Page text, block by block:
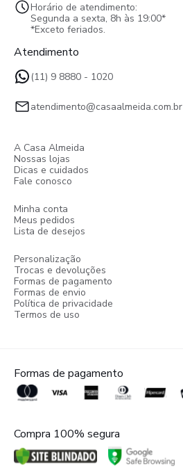
Horário de atendimento:
Segunda a sexta, 8h às 19:00*
*Exceto feriados.
Atendimento
(11) 9 8880 - 1020
atendimento@casaalmeida.com.br
A Casa Almeida
Nossas lojas
Dicas e cuidados
Fale conosco
Minha conta
Meus pedidos
Lista de desejos
Personalização
Trocas e devoluções
Formas de pagamento
Formas de envio
Política de privacidade
Termos de uso
Formas de pagamento
Compra 100% segura